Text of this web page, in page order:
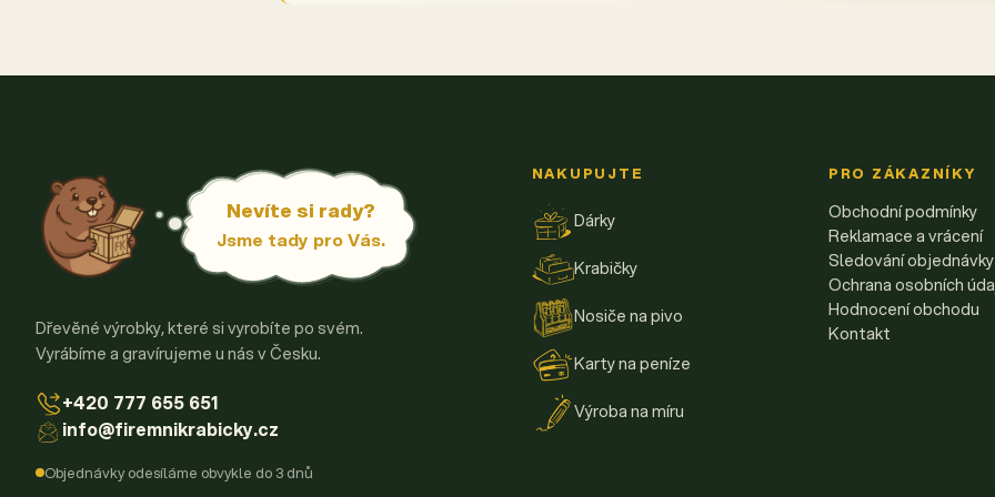
Nevíte si rady?
Jsme tady pro Vás.
Dřevěné výrobky, které si vyrobíte po svém.
Vyrábíme a gravírujeme u nás v Česku.
+420 777 655 651
info@firemnikrabicky.cz
Objednávky odesíláme obvykle do 3 dnů
NAKUPUJTE
Dárky
Krabičky
Nosiče na pivo
Karty na peníze
Výroba na míru
PRO ZÁKAZNÍKY
Obchodní podmínky
Reklamace a vrácení
Sledování objednávky
Ochrana osobních
Hodnocení obchodu
Kontakt